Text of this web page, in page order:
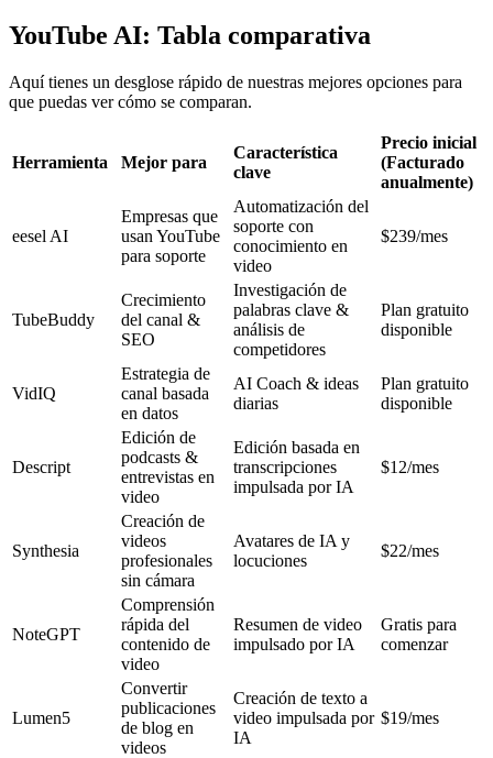
YouTube AI: Tabla comparativa
Aquí tienes un desglose rápido de nuestras mejores opciones para
que puedas ver cómo se comparan.
Herramienta Mejor para
Característica
clave
Precio inicial
(Facturado
anualmente)
eesel AI
Empresas que
usan YouTube
para soporte
Automatización del
soporte con
conocimiento en
video
$239/mes
TubeBuddy
Crecimiento
del canal &
SEO
Investigación de
palabras clave &
análisis de
competidores
Plan gratuito
disponible
VidIQ
Estrategia de
canal basada
en datos
AI Coach & ideas
diarias
Plan gratuito
disponible
Descript
Edición de
podcasts &
entrevistas en
video
Edición basada en
transcripciones
impulsada por IA
$12/mes
Synthesia
Creación de
videos
profesionales
sin cámara
Avatares de IA y
locuciones
$22/mes
NoteGPT
Comprensión
rápida del
contenido de
video
Resumen de video
impulsado por IA
Gratis para
comenzar
Lumen5
Convertir
publicaciones
de blog en
videos
Creación de texto a
video impulsada por
IA
$19/mes